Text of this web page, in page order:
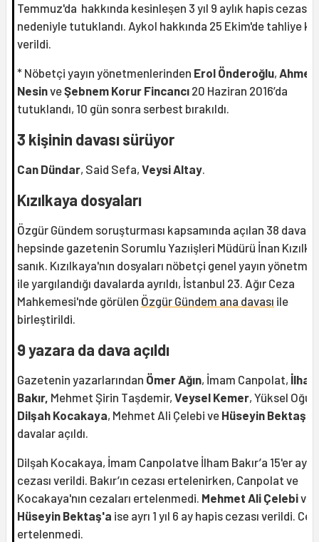
Temmuz'da hakkında kesinleşen 3 yıl 9 aylık hapis cezası
nedeniyle tutuklandı. Aykol hakkında 25 Ekim'de tahliye
verildi.
* Nöbetçi yayın yönetmenlerinden Erol Önderoğlu, Ahmet
NesinveŞebnem Korur Fincancı 20 Haziran 2016’da
tutuklandı, 10 gün sonra serbest bırakıldı.
3 kişinin davası sürüyor
Can Dündar, Said Sefa, Veysi Altay.
Kızılkaya dosyaları
Özgür Gündem soruşturması kapsamında açılan 38
hepsinde gazetenin Sorumlu Yazıişleri Müdürü İnan
sanık. Kızılkaya'nın dosyaları nöbetçi genel yayın
ile yargılandığı davalarda ayrıldı, İstanbul 23. Ağır Ceza
Mahkemesi'nde görülen Özgür Gündem ana davası ile
birleştirildi.
9 yazara da dava açıldı
Gazetenin yazarlarından Ömer Ağın, İmam Canpolat, İlham
Bakır, Mehmet Şirin Taşdemir, Veysel Kemer, Yüksel
Dilşah Kocakaya, Mehmet Ali Çelebi ve Hüseyin Bektaş'
davalar açıldı.
Dilşah Kocakaya, İmam Canpolatve İlham Bakır’a 15'er ay
cezası verildi. Bakır’ın cezası ertelenirken, Canpolat ve
Kocakaya'nın cezaları ertelenmedi. Mehmet Ali Çelebive
Hüseyin Bektaş'a ise ayrı 1 yıl 6 ay hapis cezası verildi.
ertelenmedi.